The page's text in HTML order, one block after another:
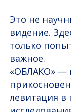
Это не
видение.
только
важное.
«ОБЛАКО» —
левитация в